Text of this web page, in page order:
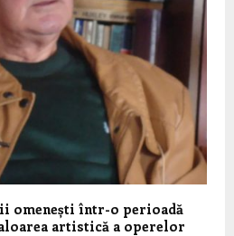
omenești într-o perioadă
artistică a operelor